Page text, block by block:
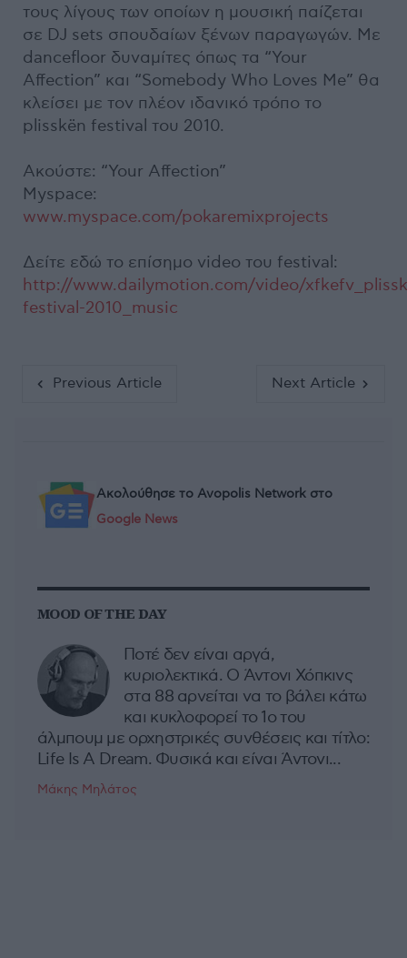
τους λίγους των οποίων η μουσική παίζεται
σε DJ sets σπουδαίων ξένων παραγωγών. Με
dancefloor δυναμίτες όπως τα “Your
Affection” και “Somebody Who Loves Me” θα
κλείσει με τον πλέον ιδανικό τρόπο το
plisskën festival του 2010.
Ακούστε: “Your Affection”
Myspace:
www.myspace.com/pokaremixprojects
Δείτε εδώ το επίσημο video του festival:
http://www.dailymotion.com/video/
festival-2010_music
Previous Article Next Article
Ακολούθησε το Avopolis Network στο
Google News
MOOD OF THE DAY
Ποτέ δεν είναι αργά,
κυριολεκτικά. Ο Άντονι Χόπκινς
στα 88 αρνείται να το βάλει κάτω
και κυκλοφορεί το 1ο του
άλμπουμ με ορχηστρικές συνθέσεις και τίτλο:
Life Is A Dream. Φυσικά και είναι Άντονι...
Μάκης Μηλάτος